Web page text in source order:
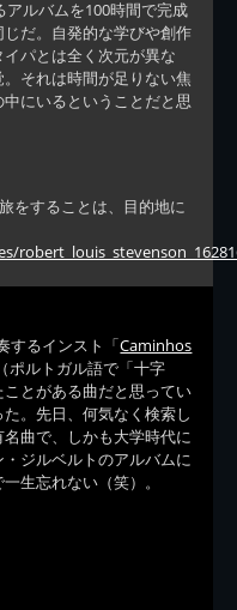
ルバムを100時間で完成
だ。自発的な学びや創作
パとは全く次元が異な
それは時間が足りない焦
にいるということだと思
をすることは、目的地に
するインスト「Caminhos
ポルトガル語で「十字
とがある曲だと思ってい
。先日、何気なく検索し
曲で、しかも大学時代に
ジルベルトのアルバムに
生忘れない（笑）。